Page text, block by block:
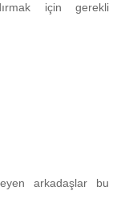
için gerekli
arkadaşlar bu